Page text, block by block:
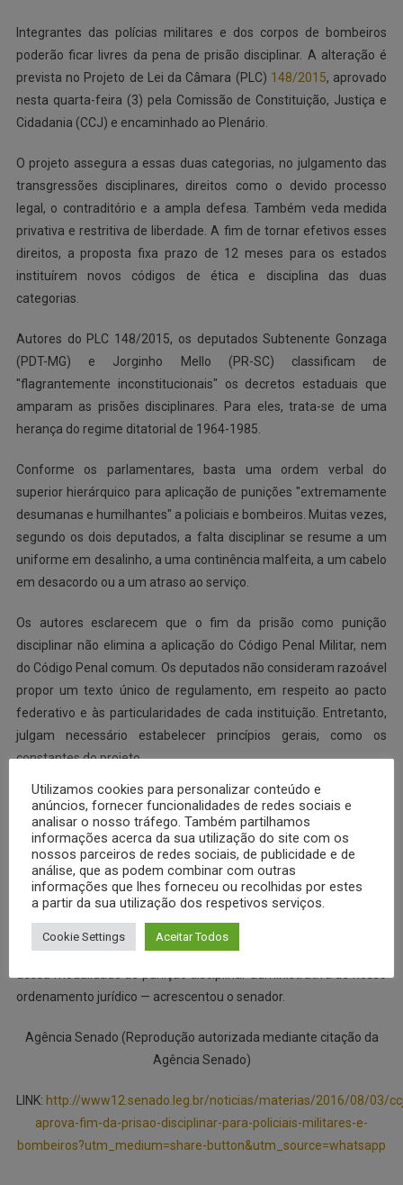
Integrantes das polícias militares e dos corpos de bombeiros
poderão ficar livres da pena de prisão disciplinar. A alteração é
prevista no Projeto de Lei da Câmara (PLC) 148/2015, aprovado
nesta quarta-feira (3) pela Comissão de Constituição, Justiça e
Cidadania (CCJ) e encaminhado ao Plenário.
O projeto assegura a essas duas categorias, no julgamento das
transgressões disciplinares, direitos como o devido processo
legal, o contraditório e a ampla defesa. Também veda medida
privativa e restritiva de liberdade. A fim de tornar efetivos esses
direitos, a proposta fixa prazo de 12 meses para os estados
instituírem novos códigos de ética e disciplina das duas
categorias.
Autores do PLC 148/2015, os deputados Subtenente Gonzaga
(PDT-MG) e Jorginho Mello (PR-SC) classificam de
"flagrantemente inconstitucionais" os decretos estaduais que
amparam as prisões disciplinares. Para eles, trata-se de uma
herança do regime ditatorial de 1964-1985.
Conforme os parlamentares, basta uma ordem verbal do
superior hierárquico para aplicação de punições "extremamente
desumanas e humilhantes" a policiais e bombeiros. Muitas vezes,
segundo os dois deputados, a falta disciplinar se resume a um
uniforme em desalinho, a uma continência malfeita, a um cabelo
em desacordo ou a um atraso ao serviço.
Os autores esclarecem que o fim da prisão como punição
disciplinar não elimina a aplicação do Código Penal Militar, nem
do Código Penal comum. Os deputados não consideram razoável
propor um texto único de regulamento, em respeito ao pacto
federativo e às particularidades de cada instituição. Entretanto,
julgam necessário estabelecer princípios gerais, como os
constantes do projeto.
Mesmo reconhecendo que a Constituição permite punições
disciplinares privativas de liberdade, o relator, senador Acir
Gurgacz (PDT-RO), afirmou que isso não obriga o legislador a
efetivamente adotar essas penalidades, especialmente no caso
das polícias militares e dos corpos de bombeiros militares.
— Trata-se de opção política que foi adotada no passado, mas
que não pode ser mantida. Desse modo, é necessária a extinção
ordenamento jurídico — acrescentou o senador.
Agência Senado (Reprodução autorizada mediante citação da
Agência Senado)
LINK: http://www12.senado.leg.br/noticias/materias/2016/08/03/
aprova-fim-da-prisao-disciplinar-para-policiais-militares-e-
bombeiros?utm_medium=share-button&utm_source=whatsapp
Utilizamos cookies para personalizar conteúdo e
anúncios, fornecer funcionalidades de redes sociais e
analisar o nosso tráfego. Também partilhamos
informações acerca da sua utilização do site com os
nossos parceiros de redes sociais, de publicidade e de
análise, que as podem combinar com outras
informações que lhes forneceu ou recolhidas por estes
a partir da sua utilização dos respetivos serviços.
Cookie Settings Aceitar Todos